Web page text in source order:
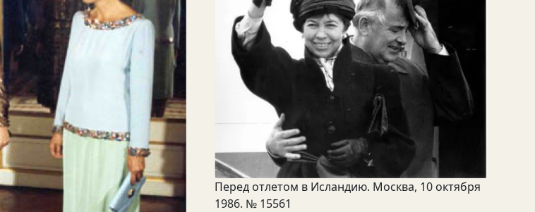
Перед отлетом в Исландию. Москва, 10 октября
1986. № 15561